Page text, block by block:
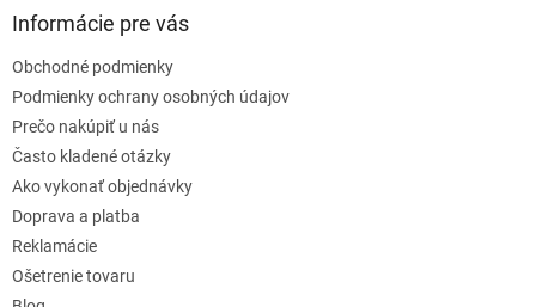
Informácie pre vás
Obchodné podmienky
Podmienky ochrany osobných údajov
Prečo nakúpiť u nás
Často kladené otázky
Ako vykonať objednávky
Doprava a platba
Reklamácie
Ošetrenie tovaru